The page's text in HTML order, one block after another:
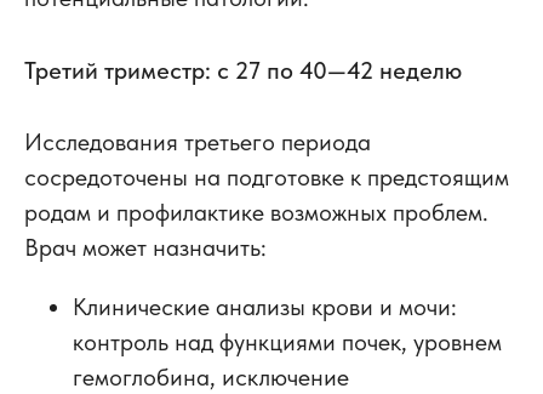
Третий триместр: с 27 по 40—42 неделю
Исследования третьего периода
сосредоточены на подготовке к предстоящим
родам и профилактике возможных проблем.
Врач может назначить:
Клинические анализы крови и мочи:
контроль над функциями почек, уровнем
гемоглобина, исключение